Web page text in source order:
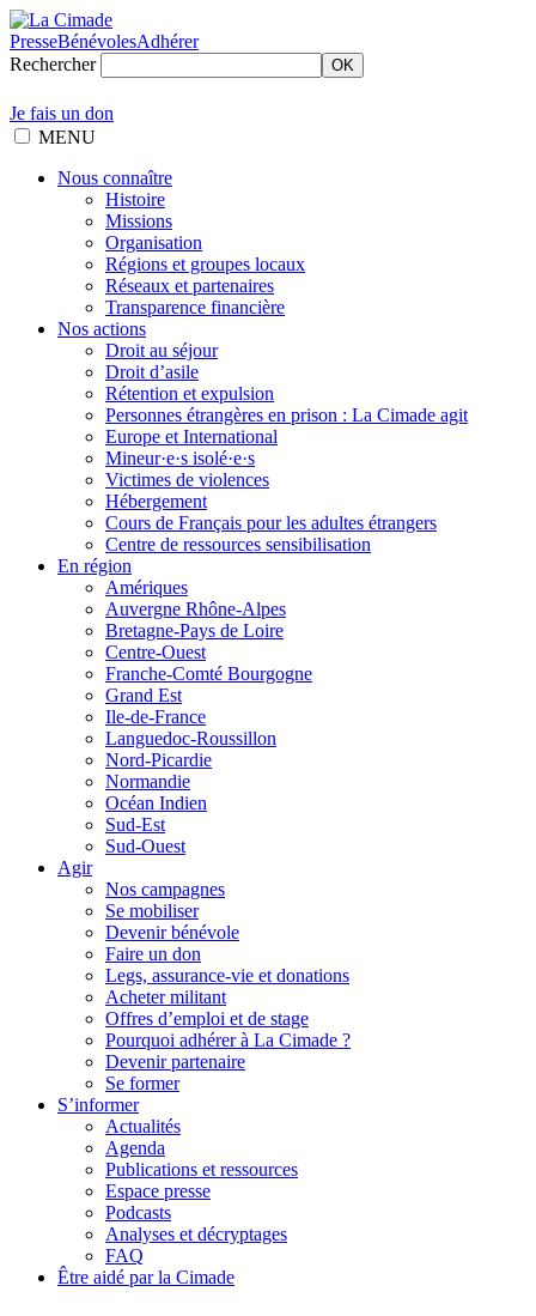
PresseBénévolesAdhérer
Rechercher
OK
Je fais un don
MENU
Nous connaître
Histoire
Missions
Organisation
Régions et groupes locaux
Réseaux et partenaires
Transparence financière
Nos actions
Droit au séjour
Droit d’asile
Rétention et expulsion
Personnes étrangères en prison : La Cimade agit
Europe et International
Mineur·e·s isolé·e·s
Victimes de violences
Hébergement
Cours de Français pour les adultes étrangers
Centre de ressources sensibilisation
En région
Amériques
Auvergne Rhône-Alpes
Bretagne-Pays de Loire
Centre-Ouest
Franche-Comté Bourgogne
Grand Est
Ile-de-France
Languedoc-Roussillon
Nord-Picardie
Normandie
Océan Indien
Sud-Est
Sud-Ouest
Agir
Nos campagnes
Se mobiliser
Devenir bénévole
Faire un don
Legs, assurance-vie et donations
Acheter militant
Offres d’emploi et de stage
Pourquoi adhérer à La Cimade ?
Devenir partenaire
Se former
S’informer
Actualités
Agenda
Publications et ressources
Espace presse
Podcasts
Analyses et décryptages
FAQ
Être aidé par la Cimade